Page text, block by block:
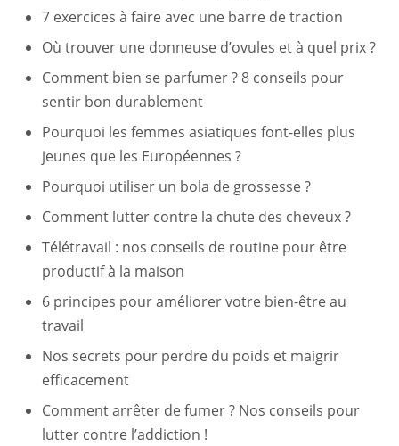
7 exercices à faire avec une barre de traction
Où trouver une donneuse d’ovules et à quel prix ?
Comment bien se parfumer ? 8 conseils pour
sentir bon durablement
Pourquoi les femmes asiatiques font-elles plus
jeunes que les Européennes ?
Pourquoi utiliser un bola de grossesse ?
Comment lutter contre la chute des cheveux ?
Télétravail : nos conseils de routine pour être
productif à la maison
6 principes pour améliorer votre bien-être au
travail
Nos secrets pour perdre du poids et maigrir
efficacement
Comment arrêter de fumer ? Nos conseils pour
lutter contre l’addiction !